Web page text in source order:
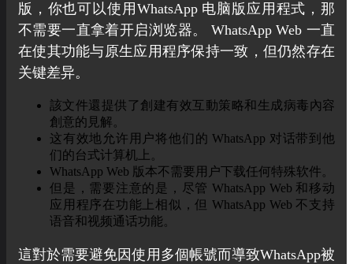
版，你也可以使用WhatsApp 电脑版应用程式，那
不需要一直拿着开启浏览器。 WhatsApp Web 一直
在使其功能与原生应用程序保持一致，但仍然存在
关键差异。
該文件還提供了創建有效互動策略和生成病毒內容
創意的見解。
这有效地允许用户将他们的 WhatsApp 对话带到他
们的台式计算机上。
WhatsApp Web 版本不需要用户下载任何特殊软件。
但是，需要注意的是，尽管 WhatsApp Web 和移动
应用程序在功能上相似，但 WhatsApp Web 不支持
语音和视频通话功能。
這對於需要避免因使用多個帳號而導致WhatsApp被